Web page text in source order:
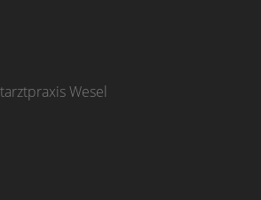
Wesel